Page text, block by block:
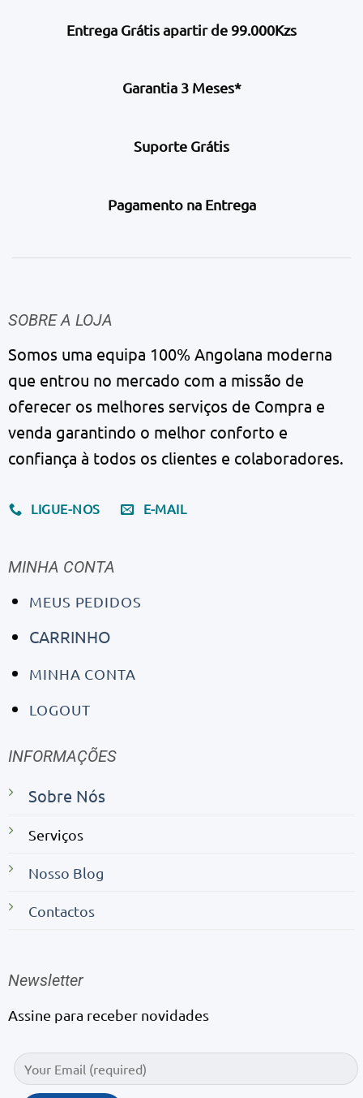
Entrega Grátis apartir de 99.000Kzs
Garantia 3 Meses*
Suporte Grátis
Pagamento na Entrega
SOBRE A LOJA
Somos uma equipa 100% Angolana moderna
que entrou no mercado com a missão de
oferecer os melhores serviços de Compra e
venda garantindo o melhor conforto e
confiança à todos os clientes e colaboradores.
LIGUE-NOS E-MAIL
MINHA CONTA
MEUS PEDIDOS
CARRINHO
MINHA CONTA
LOGOUT
INFORMAÇÕES
Sobre Nós
Serviços
Nosso Blog
Contactos
Newsletter
Assine para receber novidades